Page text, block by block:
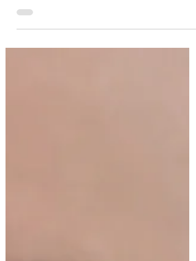
Viajar con peluca: consejos prácticos
para mantenerla en perfecto estado